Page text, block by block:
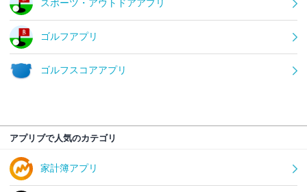
スポーツ・アウトドアアプリ
ゴルフアプリ
ゴルフスコアアプリ
アプリブで人気のカテゴリ
家計簿アプリ